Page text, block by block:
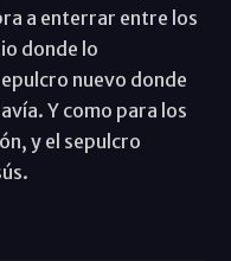
a enterrar entre los
donde lo
nuevo donde
Y como para los
y el sepulcro